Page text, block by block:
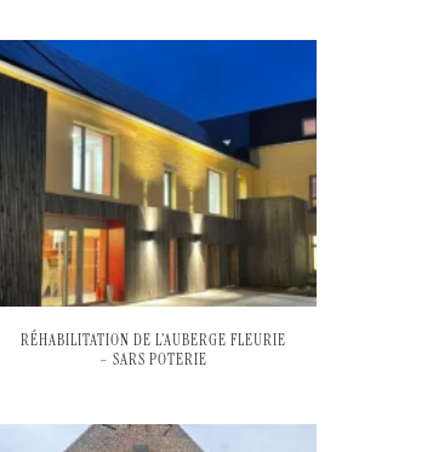
RÉHABILITATION DE L’AUBERGE FLEURIE
– SARS POTERIE